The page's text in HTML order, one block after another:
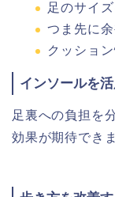
足のサイ
つま先に
クッショ
インソールを
足裏への負担を
効果が期待できま